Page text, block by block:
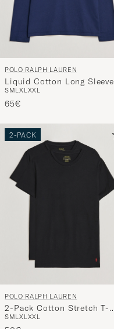
POLO RALPH LAUREN
Liquid Cotton Long Sleeve
Crew Neck T-Shirt Cruise
Navy
SMLXLXXL
65€
2-PACK
POLO RALPH LAUREN
2-Pack Cotton Stretch T-
Shirt Black
SMLXLXXL